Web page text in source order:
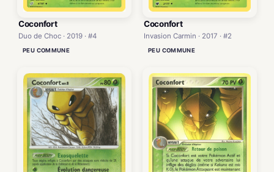
Coconfort
Duo de Choc · 2019 · #4
PEU COMMUNE
Coconfort
Invasion Carmin · 2017 · #2
PEU COMMUNE